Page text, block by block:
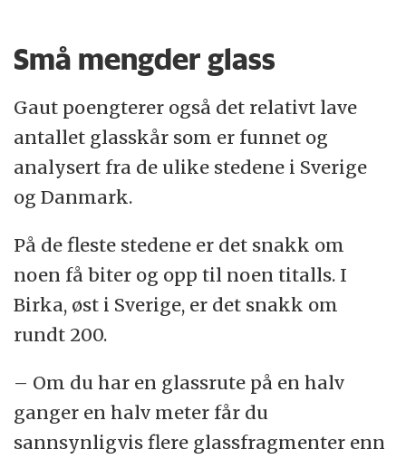
Små mengder glass
Gaut poengterer også det relativt lave
antallet glasskår som er funnet og
analysert fra de ulike stedene i Sverige
og Danmark.
På de fleste stedene er det snakk om
noen få biter og opp til noen titalls. I
Birka, øst i Sverige, er det snakk om
rundt 200.
– Om du har en glassrute på en halv
ganger en halv meter får du
sannsynligvis flere glassfragmenter enn